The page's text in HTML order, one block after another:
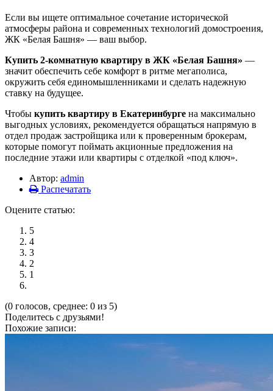
Если вы ищете оптимальное сочетание исторической
атмосферы района и современных технологий домостроения,
ЖК «Белая Башня» — ваш выбор.
Купить 2-комнатную квартиру в ЖК «Белая Башня» —
значит обеспечить себе комфорт в ритме мегаполиса,
окружить себя единомышленниками и сделать надежную
ставку на будущее.
Чтобы купить квартиру в Екатеринбурге на максимально
выгодных условиях, рекомендуется обращаться напрямую в
отдел продаж застройщика или к проверенным брокерам,
которые помогут поймать акционные предложения на
последние этажи или квартиры с отделкой «под ключ».
Автор: admin
Распечатать
Оцените статью:
5
4
3
2
1
(0 голосов, среднее: 0 из 5)
Поделитесь с друзьями!
Похожие записи: